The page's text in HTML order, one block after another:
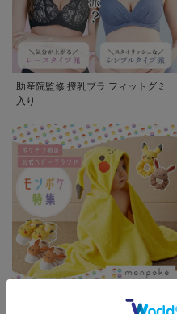
助産院監修 授乳ブラ フィットグミ
入り